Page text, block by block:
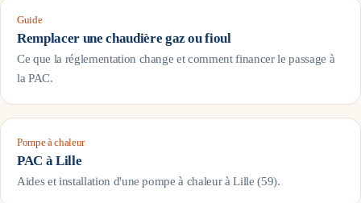
Guide
Remplacer une chaudière gaz ou fioul
Ce que la réglementation change et comment financer le passage à
la PAC.
Pompe à chaleur
PAC àLille
Aides et installation d'une pompe à chaleur àLille (59).